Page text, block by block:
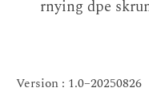
rnying dpe
Version : 1.0–20250826